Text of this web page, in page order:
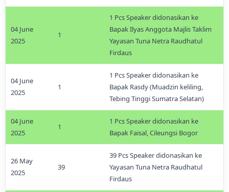
04 June
2025
1
1 Pcs Speaker didonasikan ke
Bapak Ilyas Anggota Majlis Taklim
Yayasan Tuna Netra Raudhatul
Firdaus
04 June
2025
1
1 Pcs Speaker didonasikan ke
Bapak Rasdy (Muadzin keliling,
Tebing Tinggi Sumatra Selatan)
04 June
2025
1
1 Pcs Speaker didonasikan ke
Bapak Faisal, Cileungsi Bogor
26 May
2025
39
39 Pcs Speaker didonasikan ke
Yayasan Tuna Netra Raudhatul
Firdaus